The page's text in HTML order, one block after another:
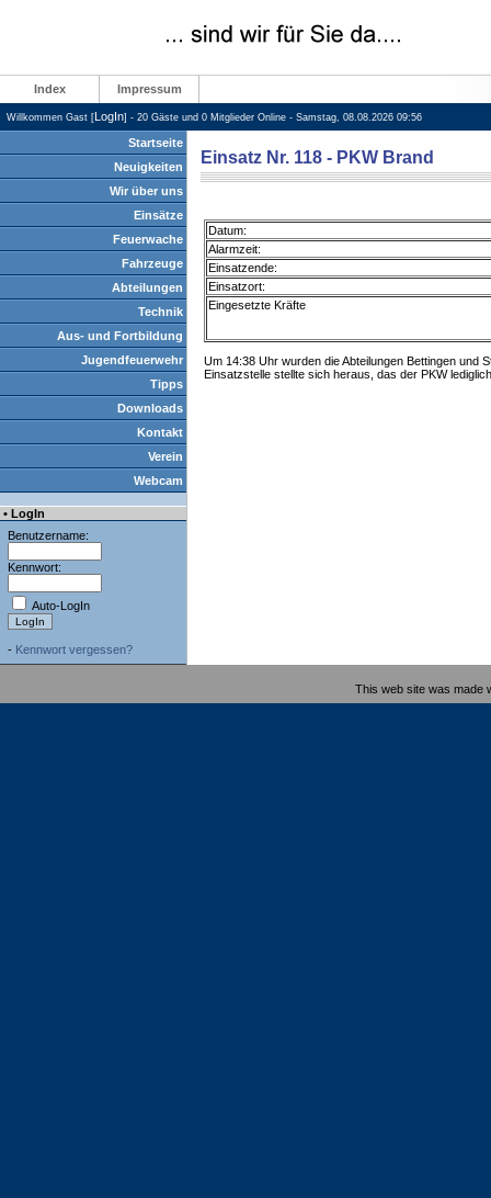
Index Impressum
Willkommen Gast [LogIn] - 20 Gäste und 0 Mitglieder Online - Samstag, 08.08.2026 09:56
Startseite
Neuigkeiten
Wir über uns
Einsätze
Feuerwache
Fahrzeuge
Abteilungen
Technik
Aus- und Fortbildung
Jugendfeuerwehr
Tipps
Downloads
Kontakt
Verein
Webcam
• LogIn
Benutzername:
Kennwort:
Auto-LogIn
- Kennwort vergessen?
Einsatz Nr. 118 - PKW Brand
Datum:
Alarmzeit:
Einsatzende:
Einsatzort:
Eingesetzte Kräfte
Um 14:38 Uhr wurden die Abteilungen Bettingen und
Einsatzstelle stellte sich heraus, das der PKW
This web site was made